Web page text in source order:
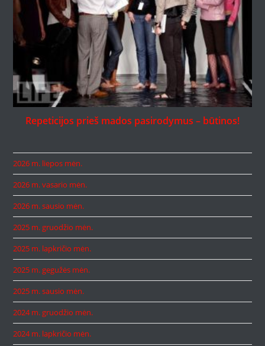
Repeticijos prieš mados pasirodymus – būtinos!
2026 m. liepos mėn.
2026 m. vasario mėn.
2026 m. sausio mėn.
2025 m. gruodžio mėn.
2025 m. lapkričio mėn.
2025 m. gegužės mėn.
2025 m. sausio mėn.
2024 m. gruodžio mėn.
2024 m. lapkričio mėn.